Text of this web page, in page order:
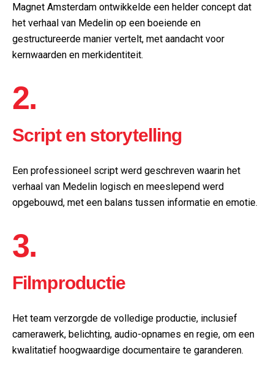
Magnet Amsterdam ontwikkelde een helder concept dat
het verhaal van Medelin op een boeiende en
gestructureerde manier vertelt, met aandacht voor
kernwaarden en merkidentiteit.
2.
Script en storytelling
Een professioneel script werd geschreven waarin het
verhaal van Medelin logisch en meeslepend werd
opgebouwd, met een balans tussen informatie en emotie.
3.
Filmproductie
Het team verzorgde de volledige productie, inclusief
camerawerk, belichting, audio-opnames en regie, om een
kwalitatief hoogwaardige documentaire te garanderen.